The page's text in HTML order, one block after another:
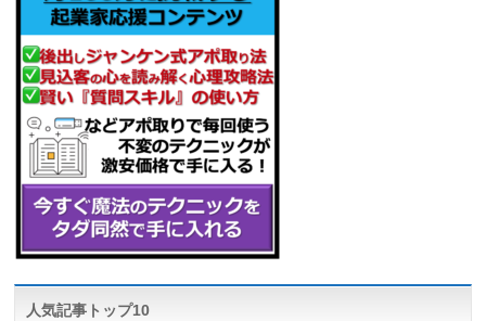
人気記事トップ10